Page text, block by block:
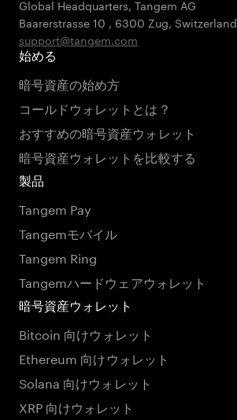
Global Headquarters, Tangem AG
Baarerstrasse 10 , 6300 Zug, Switzerland
support@tangem.com
始める
暗号資産の始め方
コールドウォレットとは？
おすすめの暗号資産ウォレット
暗号資産ウォレットを比較する
製品
Tangem Pay
Tangemモバイル
Tangem Ring
Tangemハードウェアウォレット
暗号資産ウォレット
Bitcoin 向けウォレット
Ethereum 向けウォレット
Solana 向けウォレット
XRP 向けウォレット